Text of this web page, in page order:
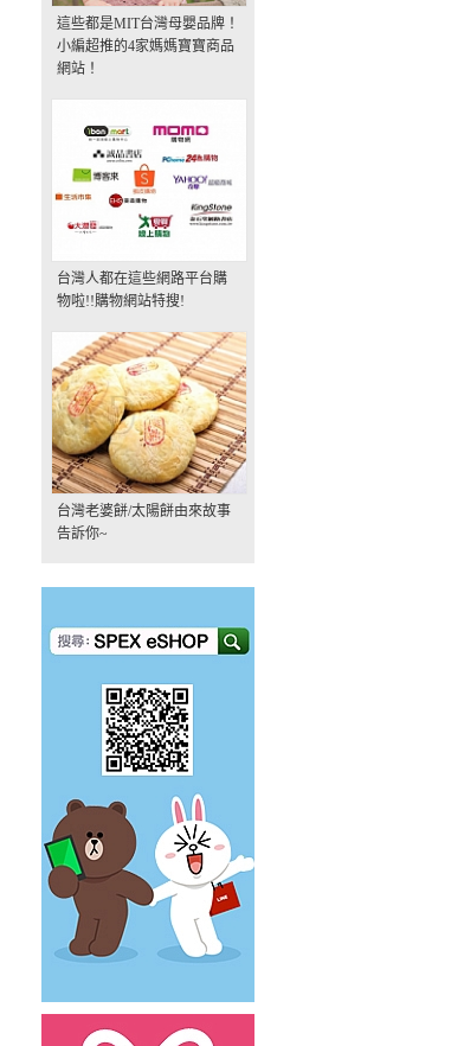
這些都是MIT台灣母嬰品牌！
小編超推的4家媽媽寶寶商品
網站！
台灣人都在這些網路平台購
物啦!!購物網站特搜!
台灣老婆餅/太陽餅由來故事
告訴你~